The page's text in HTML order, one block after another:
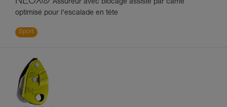
Assureur avec blocage assisté par came
optimisé pour l’escalade en tête
Sport